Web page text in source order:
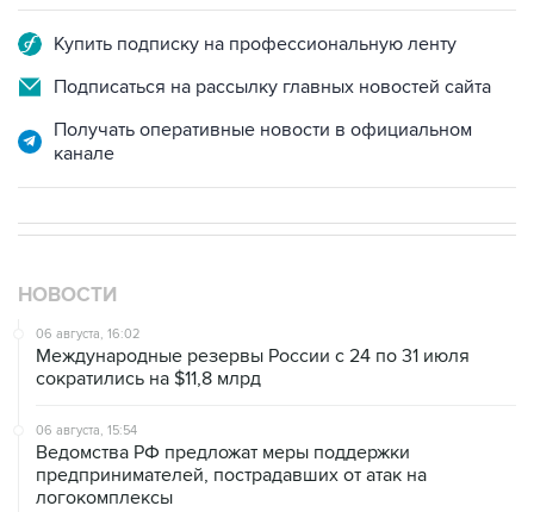
Купить подписку на профессиональную ленту
Подписаться на рассылку главных новостей сайта
Получать оперативные новости в официальном
канале
НОВОСТИ
06 августа, 16:02
Международные резервы России с 24 по 31 июля
сократились на $11,8 млрд
06 августа, 15:54
Ведомства РФ предложат меры поддержки
предпринимателей, пострадавших от атак на
логокомплексы